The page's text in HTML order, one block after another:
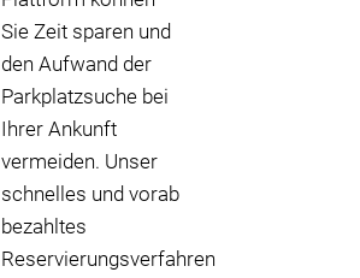
Sie Zeit sparen und
den Aufwand der
Parkplatzsuche bei
Ihrer Ankunft
vermeiden. Unser
schnelles und vorab
bezahltes
Reservierungsverfahren